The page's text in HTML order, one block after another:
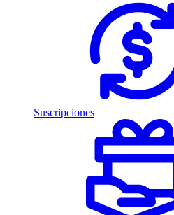
Suscripciones